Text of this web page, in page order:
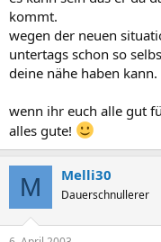
kommt.
wegen der neuen
untertags schon so
deine nähe haben kann.
wenn ihr euch alle gut
alles gute!
M Melli30
Dauerschnullerer